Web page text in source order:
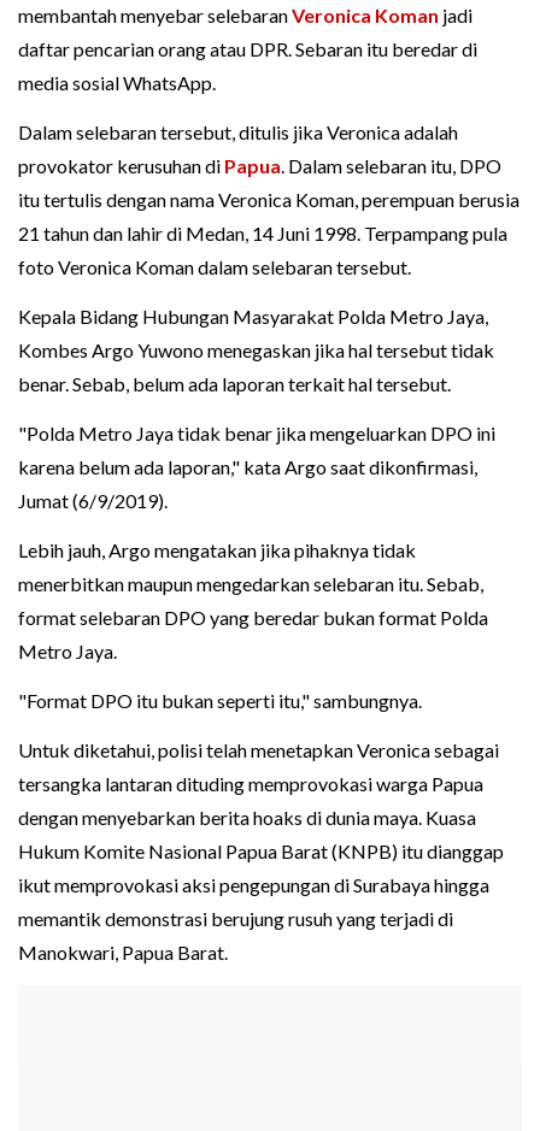
membantah menyebar selebaranVeronica Koman jadi
daftar pencarian orang atau DPR. Sebaran itu beredar di
media sosial WhatsApp.
Dalam selebaran tersebut, ditulis jika Veronica adalah
provokator kerusuhan di Papua. Dalam selebaran itu, DPO
itu tertulis dengan nama Veronica Koman, perempuan berusia
21 tahun dan lahir di Medan, 14 Juni 1998. Terpampang pula
foto Veronica Koman dalam selebaran tersebut.
Kepala Bidang Hubungan Masyarakat Polda Metro Jaya,
Kombes Argo Yuwono menegaskan jika hal tersebut tidak
benar. Sebab, belum ada laporan terkait hal tersebut.
"Polda Metro Jaya tidak benar jika mengeluarkan DPO ini
karena belum ada laporan," kata Argo saat dikonfirmasi,
Jumat (6/9/2019).
Lebih jauh, Argo mengatakan jika pihaknya tidak
menerbitkan maupun mengedarkan selebaran itu. Sebab,
format selebaran DPO yang beredar bukan format Polda
Metro Jaya.
"Format DPO itu bukan seperti itu," sambungnya.
Untuk diketahui, polisi telah menetapkan Veronica sebagai
tersangka lantaran dituding memprovokasi warga Papua
dengan menyebarkan berita hoaks di dunia maya. Kuasa
Hukum Komite Nasional Papua Barat (KNPB) itu dianggap
ikut memprovokasi aksi pengepungan di Surabaya hingga
memantik demonstrasi berujung rusuh yang terjadi di
Manokwari, Papua Barat.